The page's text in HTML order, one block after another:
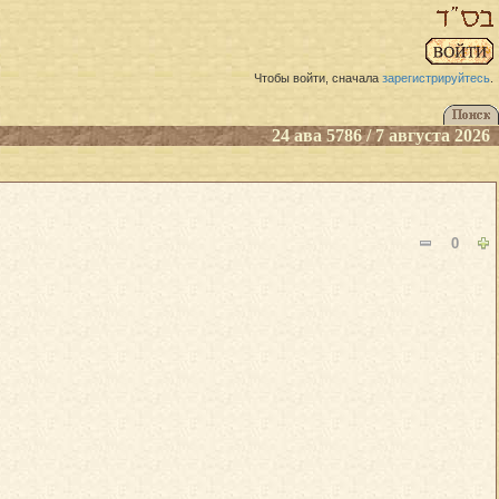
Чтобы войти, сначала зарегистрируйтесь.
24 ава 5786 / 7 августа 2026
0